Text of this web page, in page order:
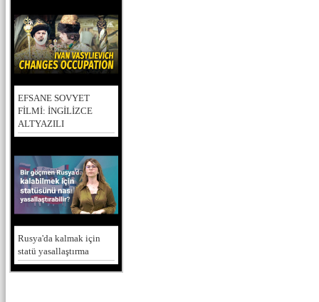
EFSANE SOVYET
FİLMİ: İNGİLİZCE
ALTYAZILI
Rusya'da kalmak için
statü yasallaştırma